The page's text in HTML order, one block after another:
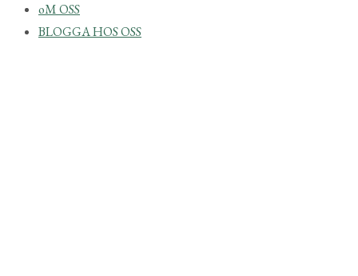
oM OSS
BLOGGA HOS OSS